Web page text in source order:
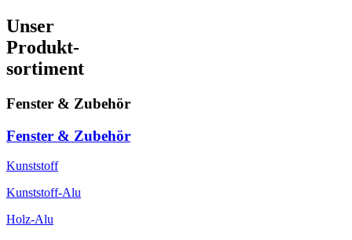
Unser
Produkt-
sortiment
Fenster & Zubehör
Fenster & Zubehör
Kunststoff
Kunststoff-Alu
Holz-Alu